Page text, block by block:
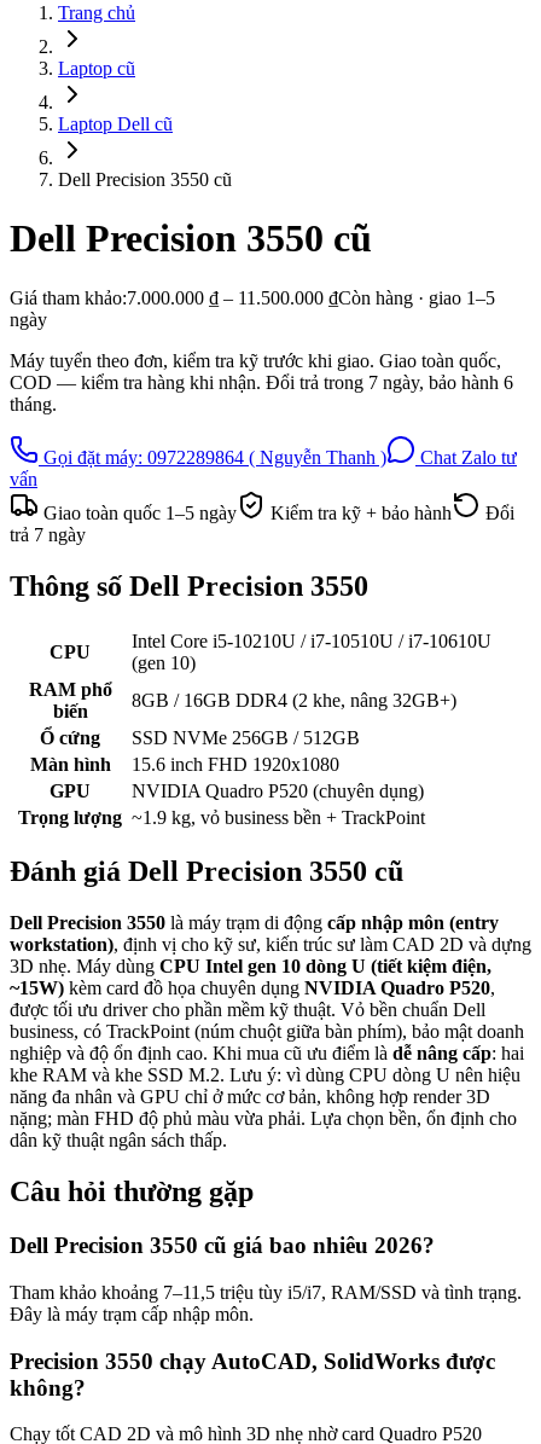
Trang chủ
Laptop cũ
Laptop Dell cũ
Dell Precision 3550 cũ
Dell Precision 3550 cũ
Giá tham khảo:7.000.000 ₫ – 11.500.000 ₫Còn hàng · giao 1–5
ngày
Máy tuyển theo đơn, kiểm tra kỹ trước khi giao. Giao toàn quốc,
COD — kiểm tra hàng khi nhận. Đổi trả trong 7 ngày, bảo hành 6
tháng.
Gọi đặt máy: 0972289864 ( Nguyễn Thanh )
Chat Zalo tư
vấn
Giao toàn quốc 1–5 ngày Kiểm tra kỹ + bảo hành
Đổi
trả 7 ngày
Thông số Dell Precision 3550
CPU
Intel Core i5-10210U / i7-10510U / i7-10610U
(gen 10)
RAM phổ
biến
8GB / 16GB DDR4 (2 khe, nâng 32GB+)
Ổ cứng
SSD NVMe 256GB / 512GB
Màn hình
15.6 inch FHD 1920x1080
GPU
NVIDIA Quadro P520 (chuyên dụng)
Trọng lượng ~1.9 kg, vỏ business bền + TrackPoint
Đánh giá Dell Precision 3550 cũ
Dell Precision 3550 là máy trạm di động cấp nhập môn (entry
workstation), định vị cho kỹ sư, kiến trúc sư làm CAD 2D và dựng
3D nhẹ. Máy dùng CPU Intel gen 10 dòng U (tiết kiệm điện,
~15W) kèm card đồ họa chuyên dụng NVIDIA Quadro P520,
được tối ưu driver cho phần mềm kỹ thuật. Vỏ bền chuẩn Dell
business, có TrackPoint (núm chuột giữa bàn phím), bảo mật doanh
nghiệp và độ ổn định cao. Khi mua cũ ưu điểm là dễ nâng cấp: hai
khe RAM và khe SSD M.2. Lưu ý: vì dùng CPU dòng U nên hiệu
năng đa nhân và GPU chỉ ở mức cơ bản, không hợp render 3D
nặng; màn FHD độ phủ màu vừa phải. Lựa chọn bền, ổn định cho
dân kỹ thuật ngân sách thấp.
Câu hỏi thường gặp
Dell Precision 3550 cũ giá bao nhiêu 2026?
Tham khảo khoảng 7–11,5 triệu tùy i5/i7, RAM/SSD và tình trạng.
Đây là máy trạm cấp nhập môn.
Precision 3550 chạy AutoCAD, SolidWorks được
không?
Chạy tốt CAD 2D và mô hình 3D nhẹ nhờ card Quadro P520